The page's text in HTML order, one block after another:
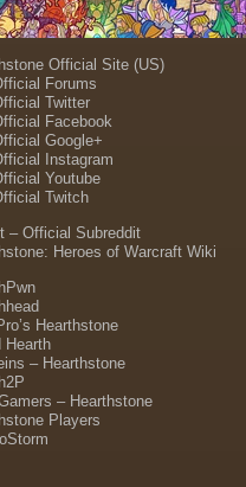
Official Site (US)
Forums
Twitter
Facebook
Google+
Instagram
Youtube
Twitch
– Official Subreddit
Heroes of Warcraft Wiki
Hearthstone
Hearth
– Hearthstone
– Hearthstone
Players